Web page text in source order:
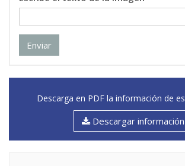
Enviar
Descarga en
Descargar información